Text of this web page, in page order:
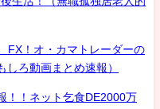
！オ・カマトレーダーの
ろ動画まとめ速報）
！！ネット乞食DE2000万